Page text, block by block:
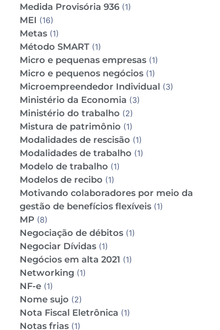
Medida Provisória 936 (1)
MEI (16)
Metas (1)
Método SMART (1)
Micro e pequenas empresas (1)
Micro e pequenos negócios (1)
Microempreendedor Individual (3)
Ministério da Economia (3)
Ministério do trabalho (2)
Mistura de patrimônio (1)
Modalidades de rescisão (1)
Modalidades de trabalho (1)
Modelo de trabalho (1)
Modelos de recibo (1)
Motivando colaboradores por meio da
gestão de benefícios flexíveis (1)
MP (8)
Negociação de débitos (1)
Negociar Dívidas (1)
Negócios em alta 2021 (1)
Networking (1)
NF-e (1)
Nome sujo (2)
Nota Fiscal Eletrônica (1)
Notas frias (1)